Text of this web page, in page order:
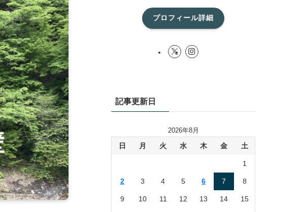
プロフィール詳細
記事更新日
2026年8月
日 月 火 水 木 金 土
1
2 3 4 5 6 7 8
9 10 11 12 13 14 15